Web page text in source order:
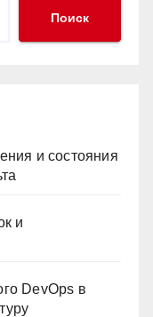
Поиск
и состояния
и
DevOps в